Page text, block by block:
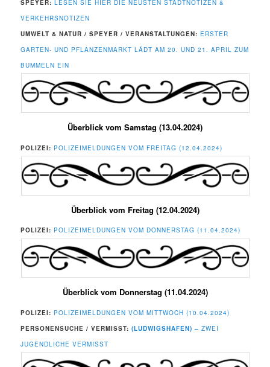
SPEYER: LESEN SIE HIER DIE NEUSTEN STADTNOTIZEN &
VERKEHRSNOTIZEN
UMWELT & NATUR / SPEYER / VERANSTALTUNGEN: ERSTER
GARTEN- UND PFLANZENMARKT LÄDT AM 20. UND 21. APRIL ZUM
BUMMELN EIN
Überblick vom Samstag (13.04.2024)
POLIZEI: POLIZEIMELDUNGEN VOM FREITAG (12.04.2024)
Überblick vom Freitag (12.04.2024)
POLIZEI: POLIZEIMELDUNGEN VOM DONNERSTAG (11.04.2024)
Überblick vom Donnerstag (11.04.2024)
POLIZEI: POLIZEIMELDUNGEN VOM MITTWOCH (10.04.2024)
PERSONENSUCHE / VERMISST:(LUDWIGSHAFEN) –ZWEI
JUGENDLICHE VERMISST